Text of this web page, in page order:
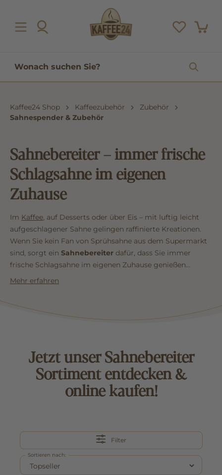
Kaffee24 Shop Kaffeezubehör
Zubehör
Sahnespender & Zubehör
Sahnebereiter – immer frische
Schlagsahne im eigenen
Zuhause
Im Kaffee, auf Desserts oder über Eis – mit luftig leicht
aufgeschlagener Sahne gelingen raffinierte Kreationen.
Wenn Sie kein Fan von Sprühsahne aus dem Supermarkt
sind, sorgt ein Sahnebereiter dafür, dass Sie immer
frische Schlagsahne im eigenen Zuhause genießen
können. Ersparen Sie sich mühsames Sahneschlagen.
oder exotische Cocktails zu fabrizieren.
...mehr lesen
Mehr erfahren
Jetzt unser Sahnebereiter
Sortiment entdecken &
online kaufen!
Filter
Sortieren nach: